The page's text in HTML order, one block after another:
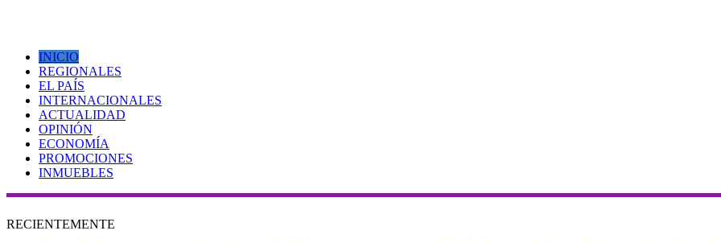
INICIO
REGIONALES
EL PAÍS
INTERNACIONALES
ACTUALIDAD
OPINIÓN
ECONOMÍA
PROMOCIONES
INMUEBLES
RECIENTEMENTE